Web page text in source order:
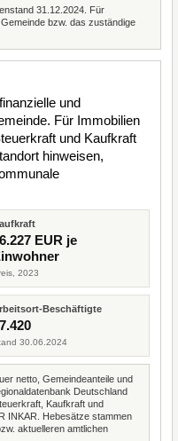
31.12.2024. Für
bzw. das zuständige
und
Für Immobilien
und Kaufkraft
hinweisen,
EUR je
2023
Beschäftigte
30.06.2024
netto, Gemeindeanteile und
Deutschland
Kaufkraft und
INKAR. Hebesätze stammen
aktuelleren amtlichen